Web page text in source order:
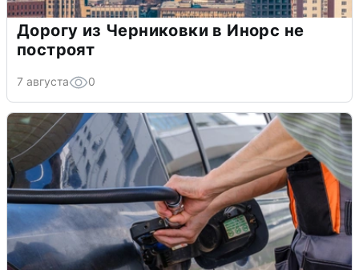
Дорогу из Черниковки в Инорс не
построят
7 августа 0